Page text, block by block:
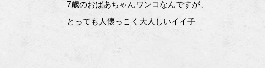
7歳のおばあちゃんワンコなんですが、
とっても人懐っこく大人しいイイ子